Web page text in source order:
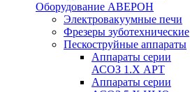
Оборудование АВЕРОН
Электровакуумные печи
Фрезеры зуботехнические
Пескоструйные аппараты
Аппараты серии
АСОЗ 1.Х АРТ
Аппараты серии